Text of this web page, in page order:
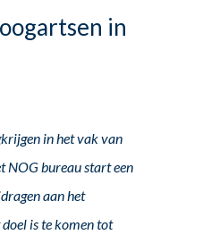
in
in het vak van
NOG bureau start een
aan het
is te komen tot